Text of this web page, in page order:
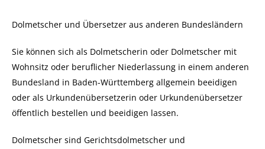
Dolmetscher und Übersetzer aus anderen Bundesländern
Sie können sich als Dolmetscherin oder Dolmetscher mit
Wohnsitz oder beruflicher Niederlassung in einem anderen
Bundesland in Baden-Württemberg allgemein beeidigen
oder als Urkundenübersetzerin oder Urkundenübersetzer
öffentlich bestellen und beeidigen lassen.
Dolmetscher sind Gerichtsdolmetscher und